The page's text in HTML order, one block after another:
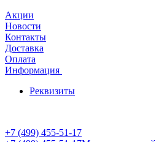
Акции
Новости
Контакты
Доставка
Оплата
Информация
Реквизиты
+7 (499) 455-51-17